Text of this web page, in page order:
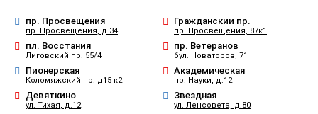
пр. Просвещения
пр. Просвещения, д.34
Гражданский пр.
пр. Просвещения, 87к1
пл. Восстания
Лиговский пр. 55/4
пр. Ветеранов
бул. Новаторов, 71
Пионерская
Коломяжский пр. д15 к2
Академическая
пр. Науки, д.12
Девяткино
ул. Тихая, д.12
Звездная
ул. Ленсовета, д.80